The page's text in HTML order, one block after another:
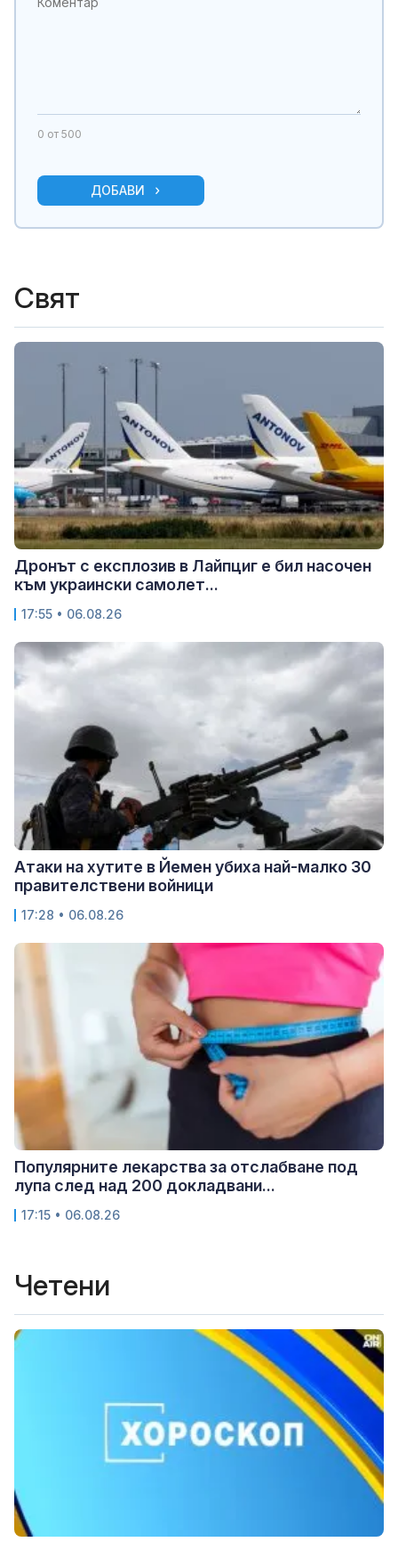
0 от 500
ДОБАВИ
Свят
Дронът с експлозив в Лайпциг е бил насочен
към украински самолет...
17:55 • 06.08.26
Атаки на хутите в Йемен убиха най-малко 30
правителствени войници
17:28 • 06.08.26
Популярните лекарства за отслабване под
лупа след над 200 докладвани...
17:15 • 06.08.26
Четени